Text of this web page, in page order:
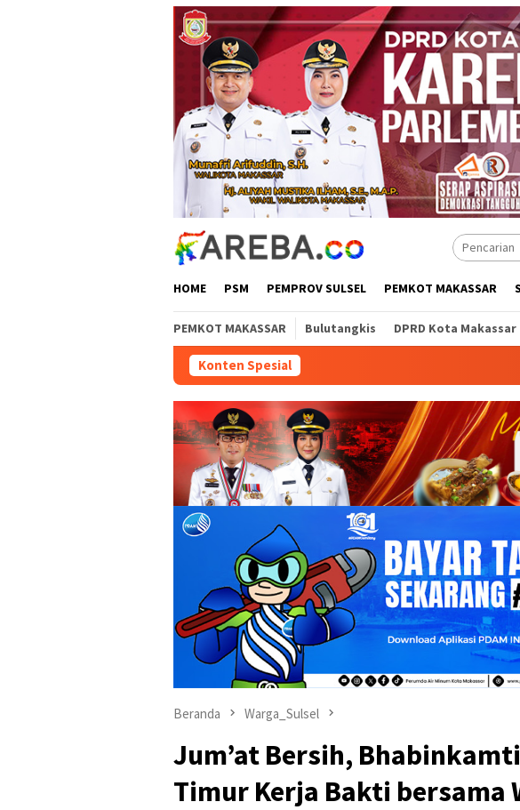
HOME PSM PEMPROV SULSEL PEMKOT MAKASSAR
PEMKOT MAKASSAR Bulutangkis DPRD Kota Makassar
Konten Spesial
Beranda Warga_Sulsel
Jum’at Bersih,
Timur Kerja Bakti bersama